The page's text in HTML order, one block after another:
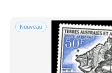
Nouveau